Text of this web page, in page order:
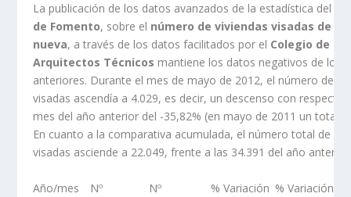
La publicación de los datos avanzados de la estadística del
de Fomento, sobre el número de viviendas visadas de
nueva, a través de los datos facilitados por el Colegio de
Arquitectos Técnicos mantiene los datos negativos de los
anteriores. Durante el mes de mayo de 2012, el número de
visadas ascendía a 4.029, es decir, un descenso con respecto
mes del año anterior del -35,82% (en mayo de 2011 un total
En cuanto a la comparativa acumulada, el número total de
visadas asciende a 22.049, frente a las 34.391 del año anterior.
Año/mes Nº
Nº
% Variación % Variación